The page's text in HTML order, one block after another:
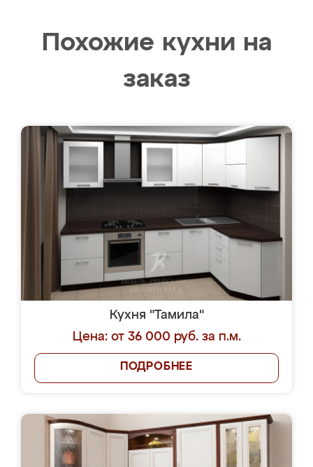
Похожие кухни на
заказ
Кухня "Тамила"
Цена: от 36 000 руб. за п.м.
ПОДРОБНЕЕ